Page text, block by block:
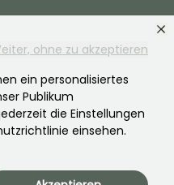
ohne zu akzeptieren
ein personalisiertes
Publikum
die Einstellungen
einsehen.
Rechte vorbehalten.